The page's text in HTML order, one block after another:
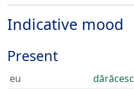
Indicative mood
Present
eu
dărăcesc